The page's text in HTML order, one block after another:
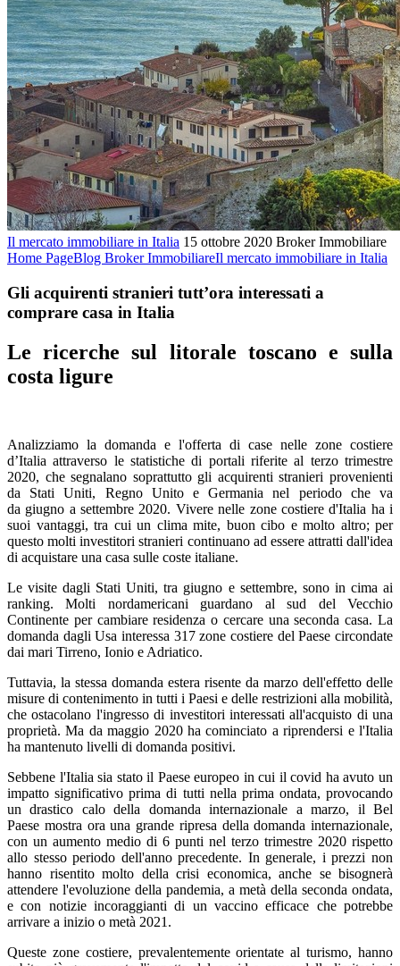
Il mercato immobiliare in Italia 15 ottobre 2020 Broker Immobiliare
Home PageBlog Broker ImmobiliareIl mercato immobiliare in Italia
Gli acquirenti stranieri tutt’ora interessati a
comprare casa in Italia
Le ricerche sul litorale toscano e sulla
costa ligure
Analizziamo la domanda e l'offerta di case nelle zone costiere
d’Italia attraverso le statistiche di portali riferite al terzo trimestre
2020, che segnalano soprattutto gli acquirenti stranieri provenienti
da Stati Uniti, Regno Unito e Germania nel periodo che va
da giugno a settembre 2020. Vivere nelle zone costiere d'Italia ha i
suoi vantaggi, tra cui un clima mite, buon cibo e molto altro; per
questo molti investitori stranieri continuano ad essere attratti dall'idea
di acquistare una casa sulle coste italiane.
Le visite dagli Stati Uniti, tra giugno e settembre, sono in cima ai
ranking. Molti nordamericani guardano al sud del Vecchio
Continente per cambiare residenza o cercare una seconda casa. La
domanda dagli Usa interessa 317 zone costiere del Paese circondate
dai mari Tirreno, Ionio e Adriatico.
Tuttavia, la stessa domanda estera risente da marzo dell'effetto delle
misure di contenimento in tutti i Paesi e delle restrizioni alla mobilità,
che ostacolano l'ingresso di investitori interessati all'acquisto di una
proprietà. Ma da maggio 2020 ha cominciato a riprendersi e l'Italia
ha mantenuto livelli di domanda positivi.
Sebbene l'Italia sia stato il Paese europeo in cui il covid ha avuto un
impatto significativo prima di tutti nella prima ondata, provocando
un drastico calo della domanda internazionale a marzo, il Bel
Paese mostra ora una grande ripresa della domanda internazionale,
con un aumento medio di 6 punti nel terzo trimestre 2020 rispetto
allo stesso periodo dell'anno precedente. In generale, i prezzi non
hanno risentito molto della crisi economica, anche se bisognerà
attendere l'evoluzione della pandemia, a metà della seconda ondata,
e con notizie incoraggianti di un vaccino efficace che potrebbe
arrivare a inizio o metà 2021.
Queste zone costiere, prevalentemente orientate al turismo, hanno